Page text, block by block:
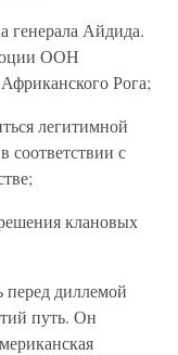
генерала Айдида.
ООН
Рога;
легитимной
соответствии с
клановых
диллемой
путь. Он